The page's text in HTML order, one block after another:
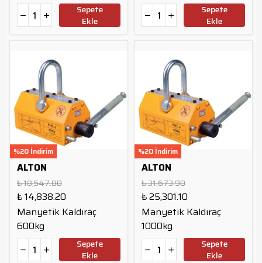
Sepete
Ekle
Sepete
Ekle
%20 İndirim
ALTON
₺ 18,547.80
₺ 14,838.20
Manyetik Kaldıraç
600kg
Sepete
Ekle
%20 İndirim
ALTON
₺ 31,673.90
₺ 25,301.10
Manyetik Kaldıraç
1000kg
Sepete
Ekle